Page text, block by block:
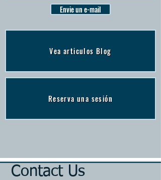
Envie un e-mail
Vea articulos Blog
Reserva una sesión
Contact Us